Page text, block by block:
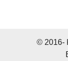
© 2016-